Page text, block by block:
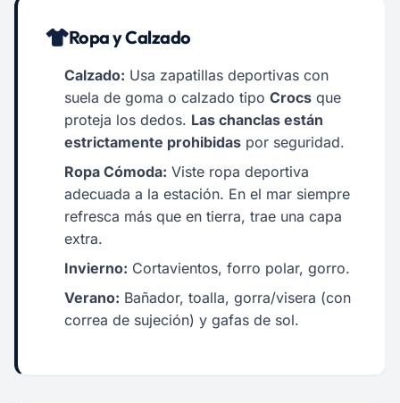
Ropa y Calzado
Calzado: Usa zapatillas deportivas con
suela de goma o calzado tipo Crocs que
proteja los dedos. Las chanclas están
estrictamente prohibidas por seguridad.
Ropa Cómoda: Viste ropa deportiva
adecuada a la estación. En el mar siempre
refresca más que en tierra, trae una capa
extra.
Invierno: Cortavientos, forro polar, gorro.
Verano: Bañador, toalla, gorra/visera (con
correa de sujeción) y gafas de sol.